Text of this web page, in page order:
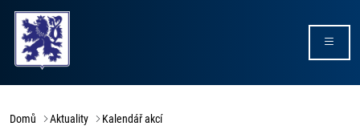
Domů Aktuality Kalendář akcí